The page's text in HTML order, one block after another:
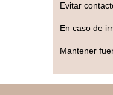
Evitar
En caso de
Mantener